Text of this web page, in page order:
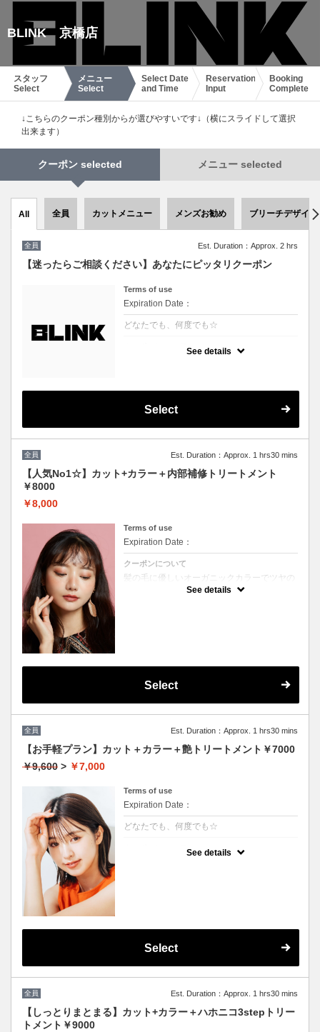
BLINK 京橋店
スタッフ
Select
メニュー
Select
Select Date
and Time
Reservation
Input
Booking
Complete
↓こちらのクーポン種別からが選びやすいです↓（横にスライドして選択
出来ます）
クーポン selected メニュー selected
All 全員 カットメニュー メンズお勧め ブリーチデザイン
全員 Est. Duration：Approx. 2 hrs
【迷ったらご相談ください】あなたにピッタリクーポン
Terms of use
Expiration Date：
どなたでも、何度でも☆
提案させていただきます！
ボタンをご選択ください。
※縮毛矯正を悩まれている方は必ず縮毛矯正
ボタンをご選択ください。
See details
Select
全員 Est. Duration：Approx. 1 hrs30 mins
【人気No1☆】カット+カラー＋内部補修トリートメント
￥8000
￥8,000
Terms of use
Expiration Date：
クーポンについて
髪の毛に優しいオーガニックカラーでツヤの
ある質感★内部補修トリートメント付 ★白髪
See details
Select
全員 Est. Duration：Approx. 1 hrs30 mins
【お手軽プラン】カット＋カラー＋艶トリートメント￥7000
￥9,600 > ￥7,000
Terms of use
Expiration Date：
どなたでも、何度でも☆
See details
Select
全員 Est. Duration：Approx. 1 hrs30 mins
【しっとりまとまる】カット+カラー＋ハホニコ3stepトリー
トメント￥9000